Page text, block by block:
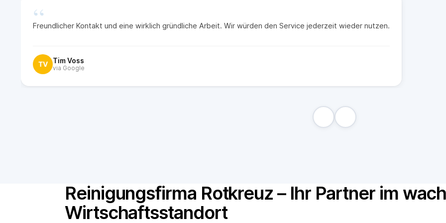
“
Freundlicher Kontakt und eine wirklich gründliche Arbeit. Wir würden den Service jederzeit wieder nutzen.
TV Tim Voss
via Google
Reinigungsfirma Rotkreuz – Ihr Partner im
Wirtschaftsstandort